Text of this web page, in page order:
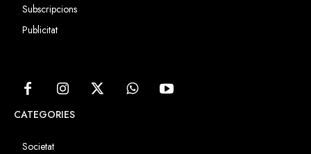
Subscripcions
Publicitat
CATEGORIES
Societat